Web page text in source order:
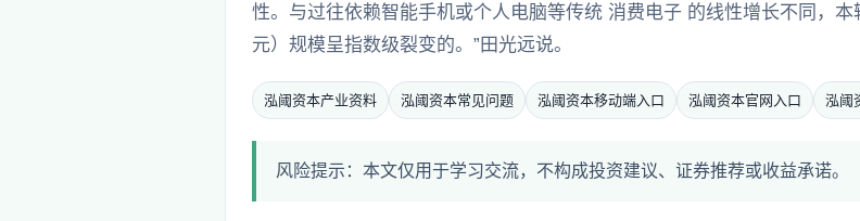
性。与过往依赖智能手机或个人电脑等传统 消费电子 的线性增长不同，
元）规模呈指数级裂变的。”田光远说。
泓阈资本产业资料 泓阈资本常见问题 泓阈资本移动端入口 泓阈资本官网入口 泓阈
风险提示：本文仅用于学习交流，不构成投资建议、证券推荐或收益承诺。